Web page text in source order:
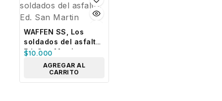
WAFFEN SS, Los
soldados del asfalto,
Ed. San Martin
$10.000
AGREGAR AL
CARRITO